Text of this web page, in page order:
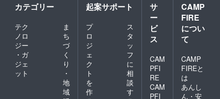
カテゴリー
テク
ノロ
ジー
・ガ
ジェ
ット
ま
ち
づ
く
り
・
地
域
起案サポート
プ
ロ
ジ
ェ
ク
ト
を
作
ス
タ
ッ
フ
に
相
談
す
サ
ー
ビ
ス
CAM
PFI
RE
CAM
PFI
CAMP
FIRE
につい
て
CAMP
FIREと
は
あんし
ん・安